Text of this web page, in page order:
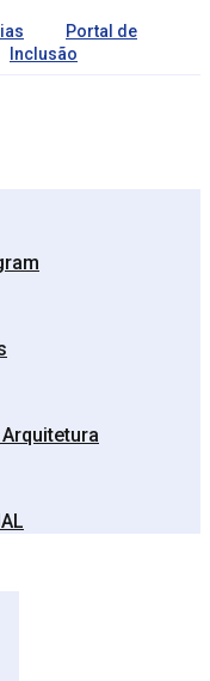
Portal de
Inclusão